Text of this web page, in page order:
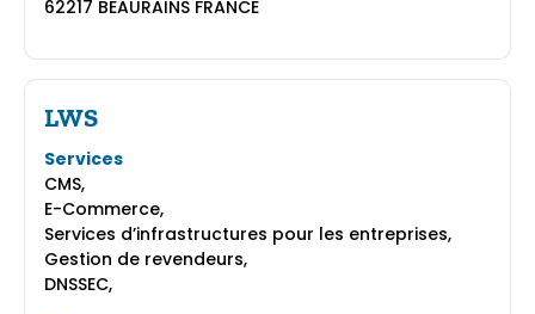
62217 BEAURAINS FRANCE
LWS
Services
CMS,
E-Commerce,
Services d’infrastructures pour les entreprises,
Gestion de revendeurs,
DNSSEC,